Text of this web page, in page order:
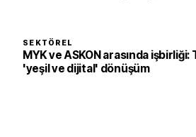
SEKTÖREL
MYK ve ASKON arasında
'yeşil ve dijital' dönüşüm